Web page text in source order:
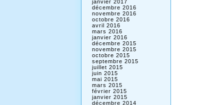
janvier 2017
décembre 2016
novembre 2016
octobre 2016
avril 2016
mars 2016
janvier 2016
décembre 2015
novembre 2015
octobre 2015
septembre 2015
juillet 2015
juin 2015
mai 2015
mars 2015
février 2015
janvier 2015
décembre 2014